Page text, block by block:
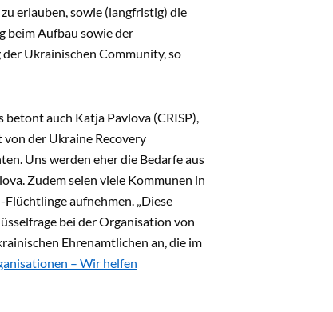
erlauben, sowie (langfristig) die
beim Aufbau sowie der
Ukrainischen Community, so
auch Katja Pavlova (CRISP),
der Ukraine Recovery
Uns werden eher die Bedarfe aus
Zudem seien viele Kommunen in
aufnehmen. „Diese
bei der Organisation von
Ehrenamtlichen an, die im
– Wir helfen